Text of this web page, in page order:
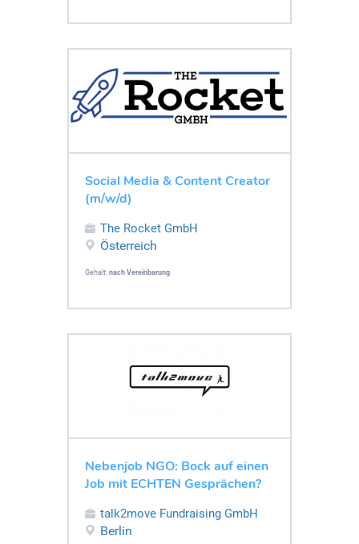
Social Media & Content Creator
(m/w/d)
The Rocket GmbH
Österreich
Gehalt: nach Vereinbarung
Nebenjob NGO: Bock auf einen
Job mit ECHTEN Gesprächen?
talk2move Fundraising GmbH
Berlin